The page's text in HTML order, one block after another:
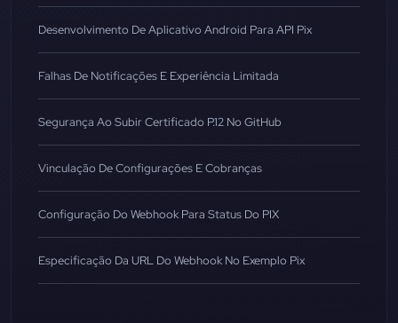
Desenvolvimento De Aplicativo Android Para API Pix
Falhas De Notificações E Experiência Limitada
Segurança Ao Subir Certificado P.12 No GitHub
Vinculação De Configurações E Cobranças
Configuração Do Webhook Para Status Do PIX
Especificação Da URL Do Webhook No Exemplo Pix